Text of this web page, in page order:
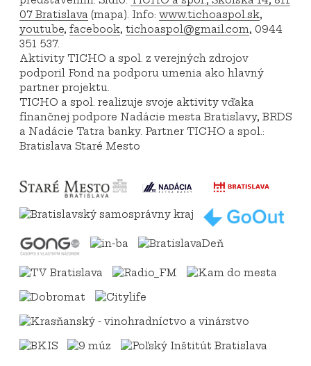
07 Bratislava (mapa). Info: www.tichoaspol.sk,
youtube, facebook, tichoaspol@gmail.com, 0944
351 537.
Aktivity TICHO a spol. z verejných zdrojov
podporil Fond na podporu umenia ako hlavný
partner projektu.
TICHO a spol. realizuje svoje aktivity vďaka
finančnej podpore Nadácie mesta Bratislavy, BRDS
a Nadácie Tatra banky. Partner TICHO a spol.:
Bratislava Staré Mesto